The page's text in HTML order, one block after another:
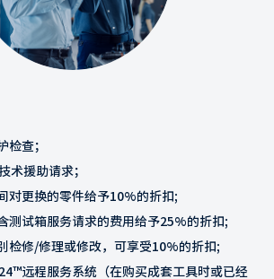
检查；
术援助请求；
对更换的零件给予10%的折扣;
测试箱服务请求的费用给予25%的折扣;
检修/修理或修改，可享受10%的折扣;
远程服务系统（在购买成套工具时或已经